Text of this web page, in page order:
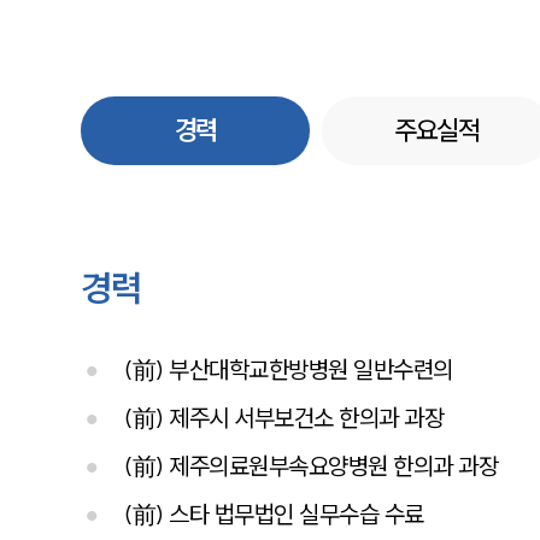
경력 주요실적
경력
(前) 부산대학교한방병원 일반수련의
(前) 제주시 서부보건소 한의과 과장
(前) 제주의료원부속요양병원 한의과 과장
(前) 스타 법무법인 실무수습 수료